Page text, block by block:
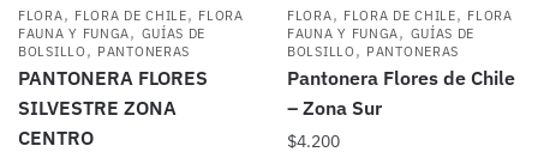
FLORA, FLORA DE CHILE, FLORA
FAUNA Y FUNGA, GUÍAS DE
BOLSILLO , PANTONERAS
PANTONERA FLORES
SILVESTRE ZONA
CENTRO
FLORA, FLORA DE CHILE, FLORA
FAUNA Y FUNGA, GUÍAS DE
BOLSILLO , PANTONERAS
Pantonera Flores de Chile
– Zona Sur
$4.200